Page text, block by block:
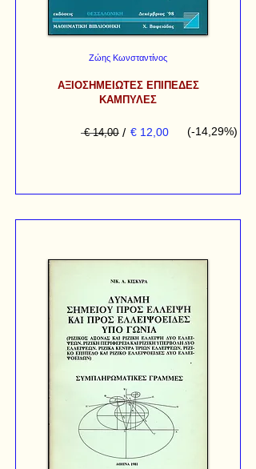
Ζώης Κωνσταντίνος
ΑΞΙΟΣΗΜΕΙΩΤΕΣ ΕΠΙΠΕΔΕΣ
ΚΑΜΠΥΛΕΣ
€ 14,00 / € 12,00 (-14,29%)